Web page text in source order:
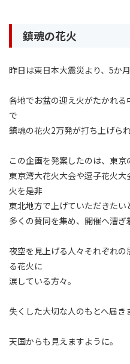
鎮魂の花火
昨日は東日本大震災より、5か月
各地でお盆の迎え火がたかれ
で
鎮魂の花火2万発が打ち上げられ
この企画を発案したのは、東京
東京湾大花火大会や逗子花火
火を是非
東北地方で上げていただきた
多くの賛同を集め、開催へ漕ぎ
夜空を見上げる人々それぞれ
る花火に
涙している方々。
失くした大切な人のもとへ届き
天国からも見えますように。